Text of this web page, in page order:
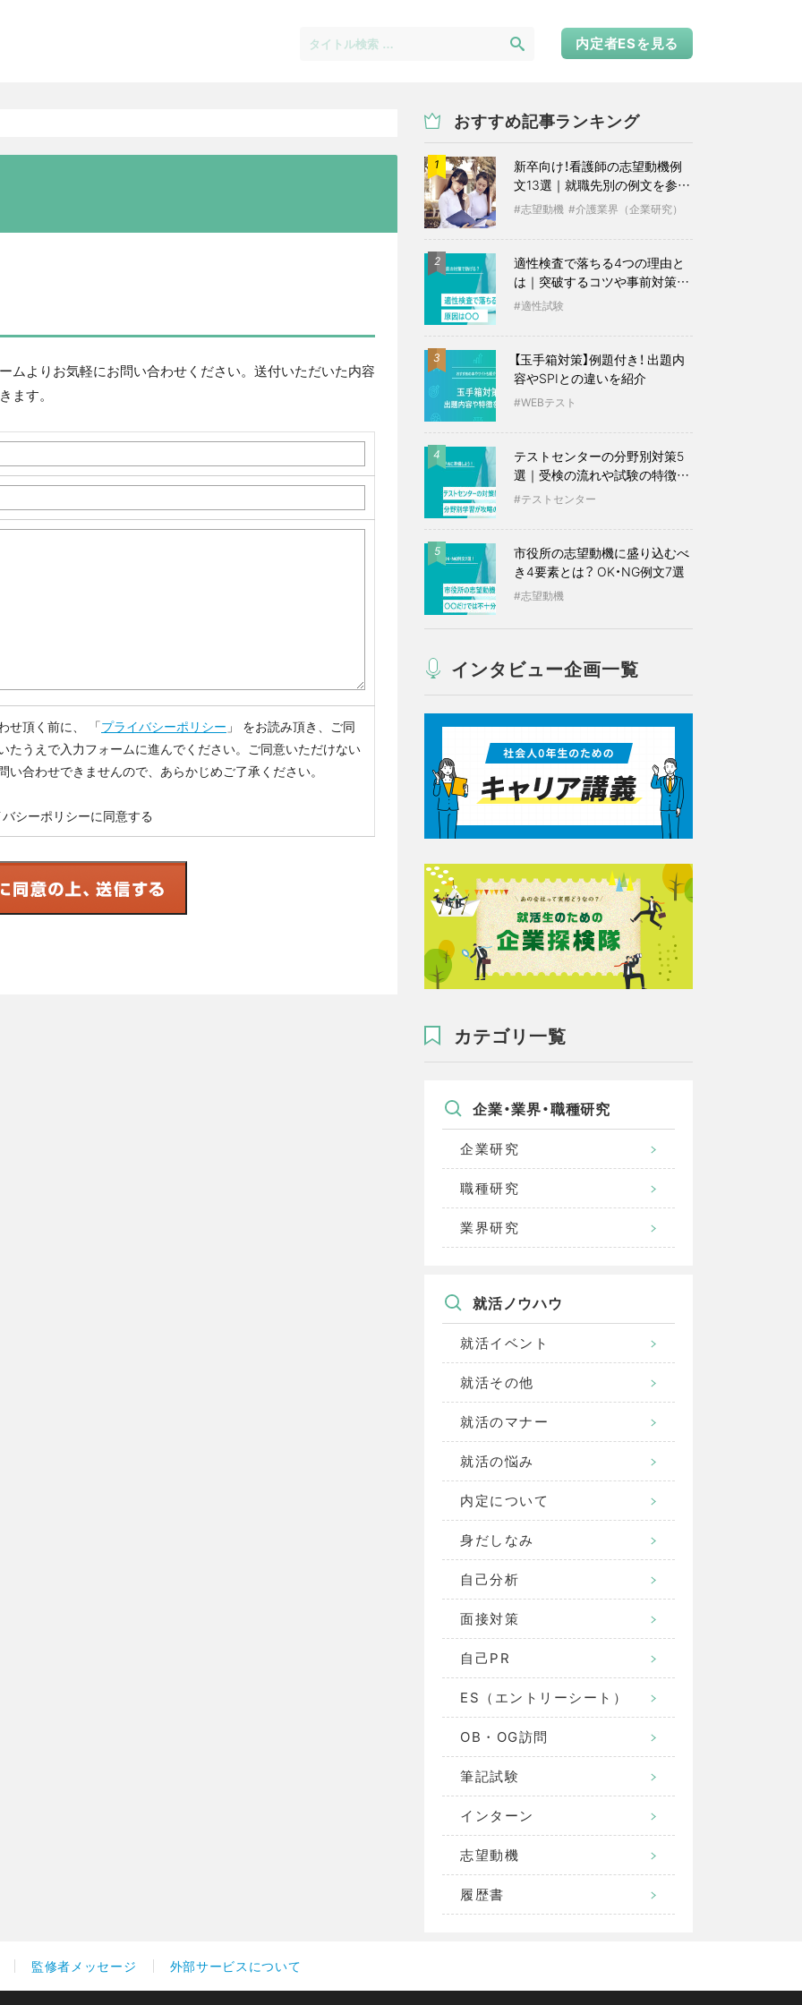
内定者ESを見る
ムよりお気軽にお問い合わせください。送付いただいた内容
ます。
せ頂く前に、 「プライバシーポリシー 」 をお読み頂き、ご同
たうえで入力フォームに進んでください。ご同意いただけない
い合わせできませんので、あらかじめご了承ください。
シーポリシーに同意する
おすすめ記事ランキング
1
新卒向け！看護師の志望動機例
文13選｜就職先別の例文を参考
に志望動機 介護業界（企業研究）
2
適性検査で落ちる4つの理由と
は｜突破するコツや事前対策も
紹介
適性試験
3
【玉手箱対策】例題付き！ 出題内
容やSPIとの違いを紹介
WEBテスト
4
テストセンターの分野別対策5
選｜受検の流れや試験の特徴も
紹介
テストセンター
5
市役所の志望動機に盛り込むべ
き4要素とは？ OK・NG例文7選
志望動機
インタビュー企画一覧
カテゴリ一覧
企業・業界・職種研究
企業研究
職種研究
業界研究
就活ノウハウ
就活イベント
就活その他
就活のマナー
就活の悩み
内定について
身だしなみ
自己分析
面接対策
自己PR
ES（エントリーシート）
OB・OG訪問
筆記試験
インターン
志望動機
履歴書
監修者メッセージ 外部サービスについて